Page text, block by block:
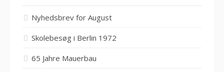
Nyhedsbrev for August
Skolebesøg i Berlin 1972
65 Jahre Mauerbau